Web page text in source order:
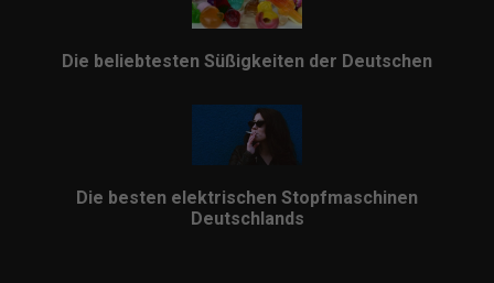
Die beliebtesten Süßigkeiten der Deutschen
Die besten elektrischen Stopfmaschinen
Deutschlands